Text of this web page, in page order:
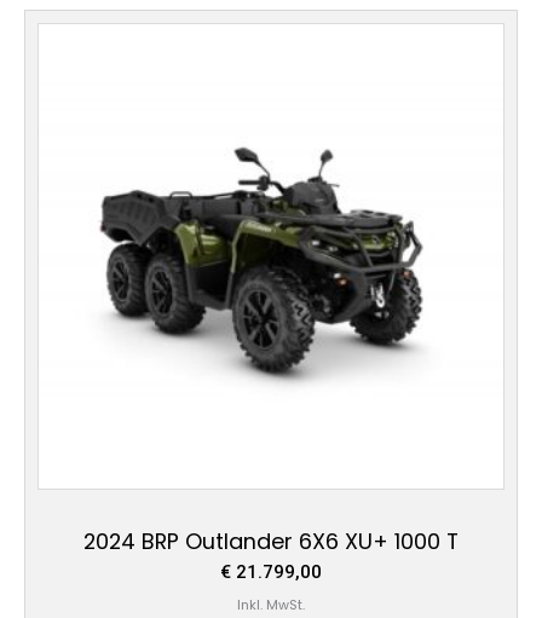
2024 BRP Outlander 6X6 XU+ 1000 T
€ 21.799,00
Inkl. MwSt.